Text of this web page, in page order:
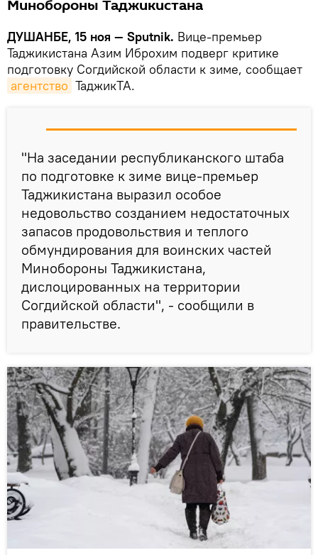
Минобороны Таджикистана
ДУШАНБЕ, 15 ноя — Sputnik. Вице-премьер
Таджикистана Азим Иброхим подверг критике
подготовку Согдийской области к зиме, сообщает
агентство ТаджикТА.
"На заседании республиканского штаба
по подготовке к зиме вице-премьер
Таджикистана выразил особое
недовольство созданием недостаточных
запасов продовольствия и теплого
обмундирования для воинских частей
Минобороны Таджикистана,
дислоцированных на территории
Согдийской области", - сообщили в
правительстве.